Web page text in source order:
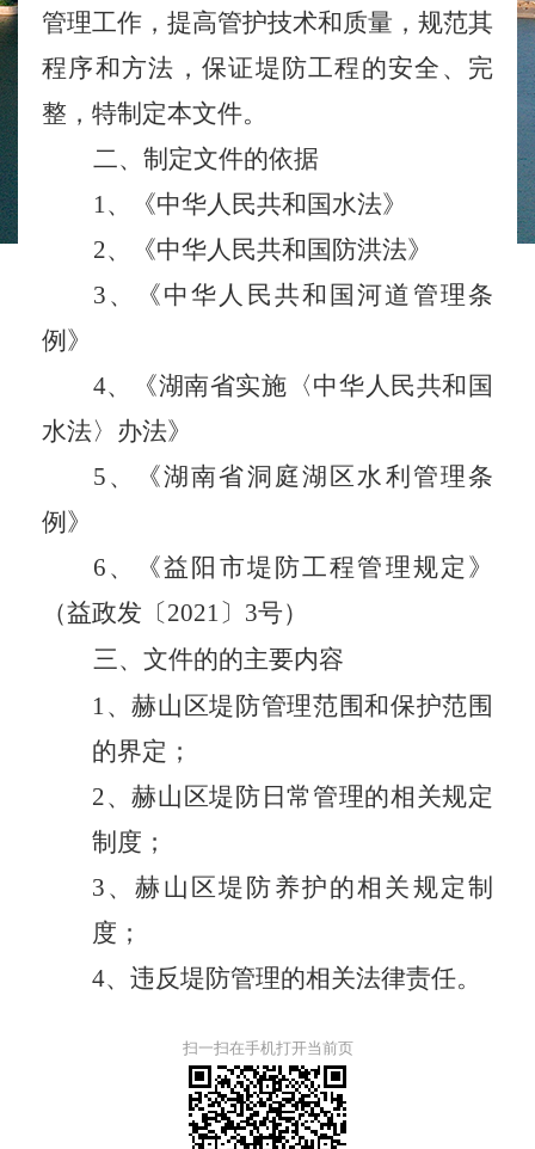
管理工作，提高管护技术和质量，规范其
程序和方法，保证堤防工程的安全、完
整，特制定本文件。
二、 制定文件的依据
1、《中华人民共和国水法》
2、《中华人民共和国防洪法》
3 、《中华人民共和国河道管理条
例》
4、《湖南省实施〈中华人民共和国
水法〉办法》
5 、《湖南省洞庭湖区水利管理条
例》
6 、
《益阳市堤防工程管理规定》
（益政发 〔2021〕 3号）
三、文件的的主要内容
1、赫山区堤防管理范围和保护范围
的界定；
2、赫山区堤防日常管理的相关规定
制度；
3 、赫山区堤防养护的相关规定制
度；
4、 违反堤防管理的相关法律责任。
扫一扫在手机打开当前页